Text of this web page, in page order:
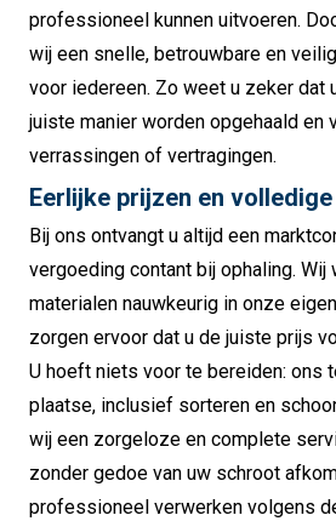
professioneel kunnen uitvoeren.
wij een snelle, betrouwbare en
voor iedereen. Zo weet u zeker dat
juiste manier worden opgehaald en
verrassingen of vertragingen.
Eerlijke prijzen en
Bij ons ontvangt u altijd een
vergoeding contant bij ophaling. Wij
materialen nauwkeurig in onze
zorgen ervoor dat u de juiste prijs
U hoeft niets voor te bereiden: ons
plaatse, inclusief sorteren en
wij een zorgeloze en complete
zonder gedoe van uw schroot
professioneel verwerken volgens